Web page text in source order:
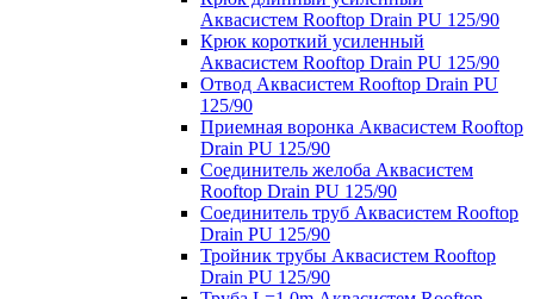
Аквасистем Rooftop Drain PU 125/90
Крюк короткий усиленный
Аквасистем Rooftop Drain PU 125/90
Отвод Аквасистем Rooftop Drain PU
125/90
Приемная воронка Аквасистем Rooftop
Drain PU 125/90
Соединитель желоба Аквасистем
Rooftop Drain PU 125/90
Соединитель труб Аквасистем Rooftop
Drain PU 125/90
Тройник трубы Аквасистем Rooftop
Drain PU 125/90